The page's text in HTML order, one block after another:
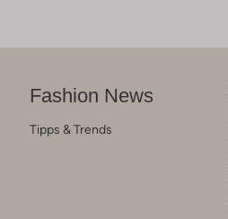
Fashion News
Tipps & Trends